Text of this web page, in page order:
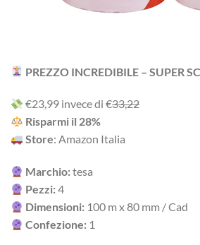
PREZZO INCREDIBILE – SUPER
‎€23,99 i‎nv‎ec‎e ‎di‎ €33,22
R‎is‎pa‎rm‎i ‎il‎ 28%
Store: Amazon Italia
Marchio:tesa
Pezzi:4
Dimensioni: 100 m x 80 mm / Cad
Confezione: 1